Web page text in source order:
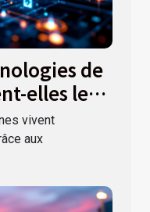
de
elles les
?
vivent
aux